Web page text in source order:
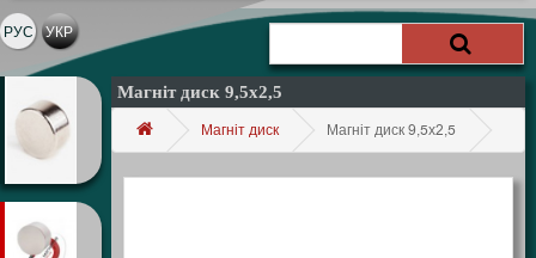
РУС УКР
Магніт диск 9,5х2,5
Магніт диск
Магніт диск 9,5х2,5